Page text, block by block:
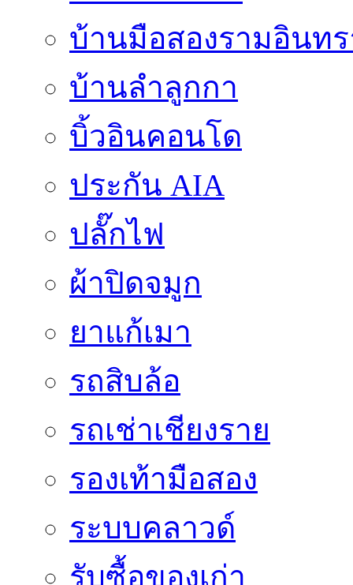
บ้านมือสองรามอินท
บ้านลำลูกกา
บิ้วอินคอนโด
ประกัน AIA
ปลั๊กไฟ
ผ้าปิดจมูก
ยาแก้เมา
รถสิบล้อ
รถเช่าเชียงราย
รองเท้ามือสอง
ระบบคลาวด์
รับซื้อของเก่า